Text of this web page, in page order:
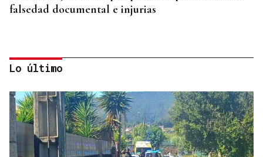
falsedad documental e injurias
Lo último